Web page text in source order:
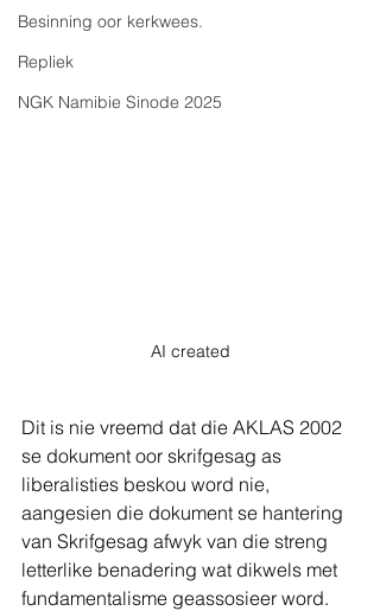
Besinning oor kerkwees.
Repliek
NGK Namibie Sinode 2025
AI created
Dit is nie vreemd dat die AKLAS 2002
se dokument oor skrifgesag as
liberalisties beskou word nie,
aangesien die dokument se hantering
van Skrifgesag afwyk van die streng
letterlike benadering wat dikwels met
fundamentalisme geassosieer word.